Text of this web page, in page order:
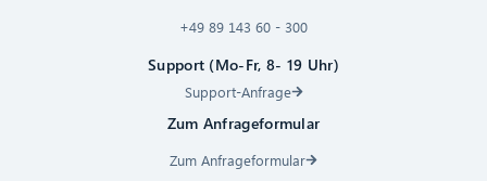
+49 89 143 60 - 300
Support (Mo-Fr, 8- 19 Uhr)
Support-Anfrage
Zum Anfrageformular
Zum Anfrageformular